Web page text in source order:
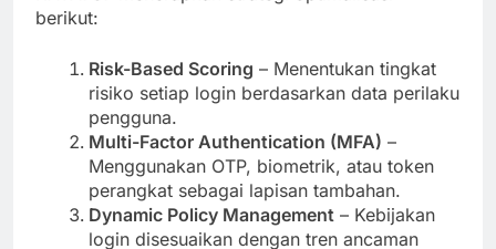
berikut:
Risk-Based Scoring – Menentukan tingkat
risiko setiap login berdasarkan data perilaku
pengguna.
Multi-Factor Authentication (MFA) –
Menggunakan OTP, biometrik, atau token
perangkat sebagai lapisan tambahan.
Dynamic Policy Management – Kebijakan
login disesuaikan dengan tren ancaman